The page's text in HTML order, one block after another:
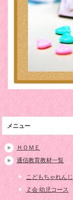
メニュー
ＨＯＭＥ
通信教育教材一覧
こどもちゃれんじ
Ｚ会 幼児コース